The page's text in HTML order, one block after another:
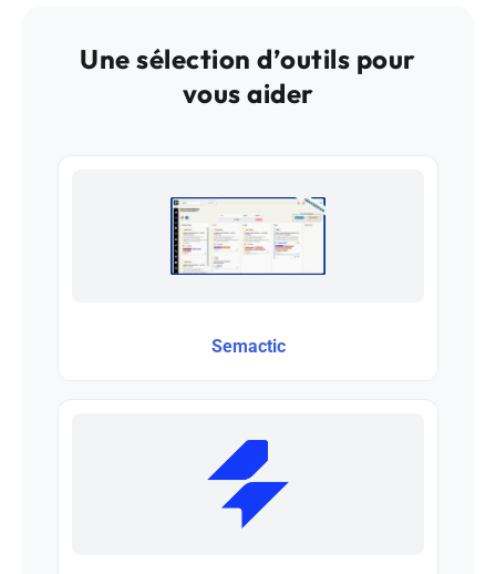
Une sélection d’outils pour
vous aider
Semactic